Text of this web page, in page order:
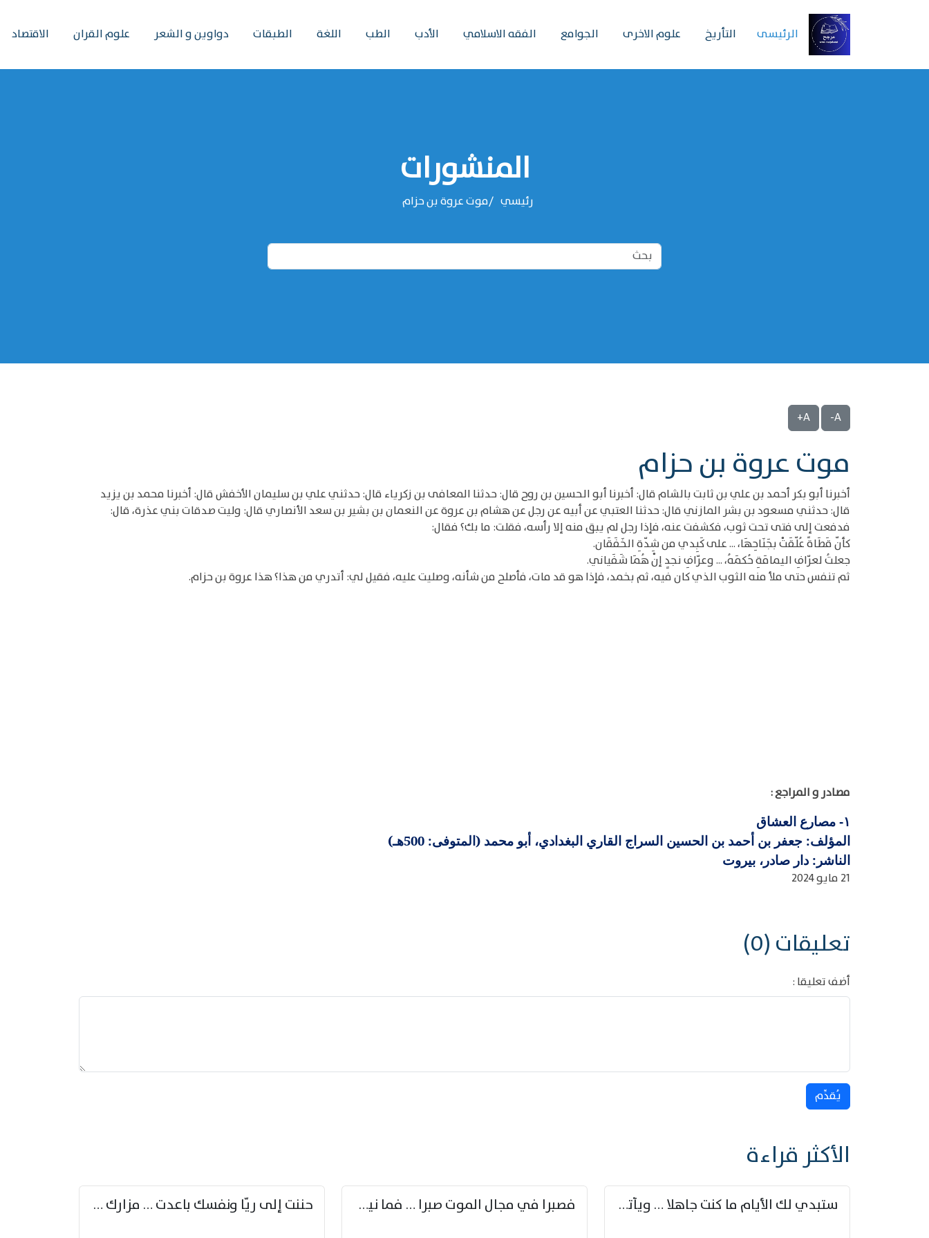
الرئیسی التأريخ علوم الاخرى الجوامع الفقه الاسلامي الأدب الطب اللغة الطبقات دواوين و الشعر علوم القران الاقتصاد
المنشورات
رئيسي موت عروة بن حزام
A-
A+
موت عروة بن حزام
أخبرنا أبو بكر أحمد بن علي بن ثابت بالشام قال: أخبرنا أبو الحسين بن روح قال: حدثنا المعافى بن زكرياء قال: حدثني علي بن سليمان الأخفش قال: أخبرنا محمد بن يزيد
قال: حدثني مسعود بن بشر المازني قال: حدثنا العتبي عن أبيه عن رجل عن هشام بن عروة عن النعمان بن بشير بن سعد الأنصاري قال: وليت صدقات بني عذرة، قال:
فدفعت إلى فتى تحت ثوب، فكشفت عنه، فإذا رجل لم يبق منه إلا رأسه، فقلت: ما بك؟ فقال:
كأنّ قَطَاةً عُلّقَتْ بجَنَاحِهَا، ... على كَبِدي من شِدّةِ الخَفَقَان.
جعلتُ لعرّافِ اليمامَةِ حُكمَهُ، ... وعرّافِ نجدٍ إنْ هُمَا شَفَياني.
ثم تنفس حتى ملأ منه الثوب الذي كان فيه، ثم بخمد، فإذا هو قد مات، فأصلح من شأنه، وصليت عليه، فقيل لي: أتدري من هذا؟ هذا عروة بن حزام.
مصادر و المراجع :
١-
مصارع العشاق
المؤلف: جعفر بن أحمد بن الحسين السراج القاري البغدادي، أبو محمد (المتوفى: 500هـ)
الناشر: دار صادر، بيروت
21 مايو 2024
تعليقات (0)
أضف تعليقا :
يُقدِّم
الأكثر قراءة
ستبدي لك الأيام ما كنت جاهلا … ويأتيك بالأخبار من لم تزوّد فصبرا في مجال الموت صبرا … فما نيل الخلود بمستطاع حننت إلى ريّا ونفسك باعدت … مزارك من ريّا وشعباكما معا